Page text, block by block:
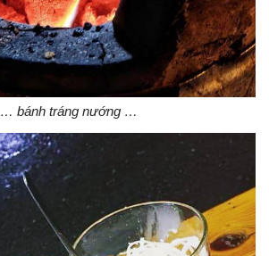
… bánh tráng nướng …